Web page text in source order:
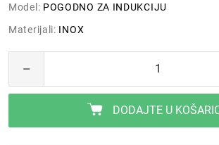
Model: POGODNO ZA INDUKCIJU
Materijali: INOX
DODAJTE U